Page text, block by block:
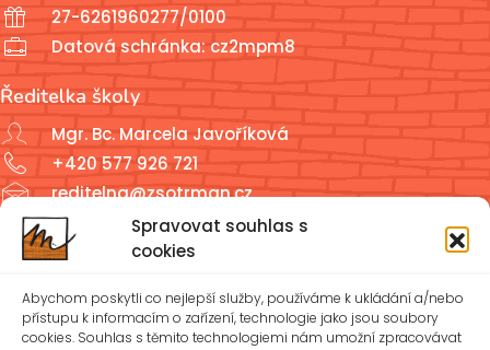
Spravovat souhlas s
cookies
Abychom poskytli co nejlepší služby, používáme k ukládání a/nebo
přístupu k informacím o zařízení, technologie jako jsou soubory
cookies. Souhlas s těmito technologiemi nám umožní zpracovávat
27-6261960277/0100
Datová schránka: cz2mpm8
Ředitelka školy
Mgr. Bc. Marcela Javoříková
+420 577 926 721
reditelna@zsotrman.cz
Školní jídelna a školní družina
ŠD: +420 577 926 720